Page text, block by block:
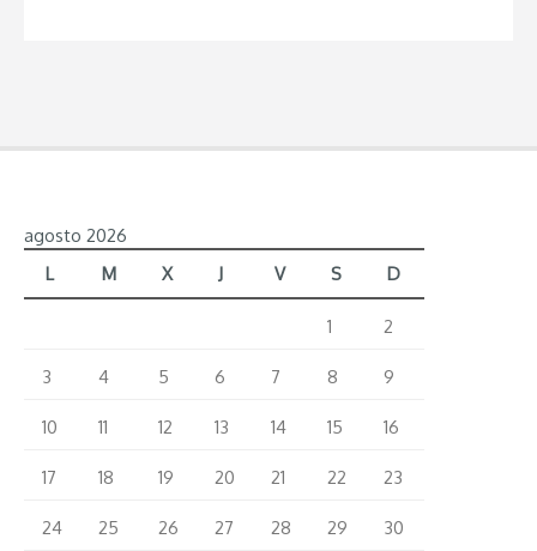
agosto 2026
L
M X J V S D
1 2
3 4 5 6 7 8 9
10 11 12 13 14 15 16
17 18 19 20 21 22 23
24 25 26 27 28 29 30